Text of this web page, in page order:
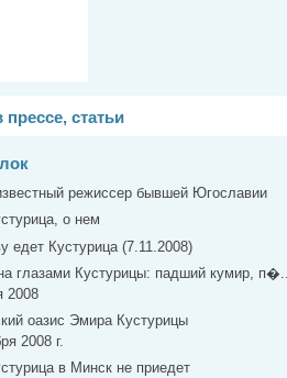
статьи
режиссер бывшей Югославии
о нем
едет Кустурица (7.11.2008)
глазами Кустурицы: падший кумир, п�...
2008
оазис Эмира Кустурицы
2008 г.
в Минск не приедет